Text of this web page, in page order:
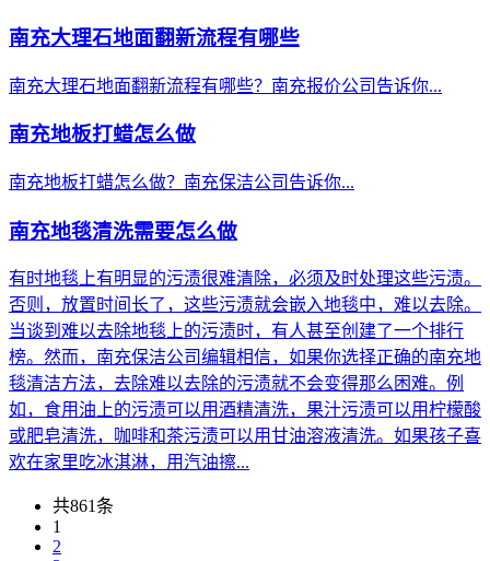
南充大理石地面翻新流程有哪些
南充大理石地面翻新流程有哪些？南充报价公司告诉你...
南充地板打蜡怎么做
南充地板打蜡怎么做？南充保洁公司告诉你...
南充地毯清洗需要怎么做
有时地毯上有明显的污渍很难清除，必须及时处理这些污渍。
否则，放置时间长了，这些污渍就会嵌入地毯中，难以去除。
当谈到难以去除地毯上的污渍时，有人甚至创建了一个排行
榜。然而，南充保洁公司编辑相信，如果你选择正确的南充地
毯清洁方法，去除难以去除的污渍就不会变得那么困难。例
如，食用油上的污渍可以用酒精清洗，果汁污渍可以用柠檬酸
或肥皂清洗，咖啡和茶污渍可以用甘油溶液清洗。如果孩子喜
欢在家里吃冰淇淋，用汽油擦...
共861条
1
2